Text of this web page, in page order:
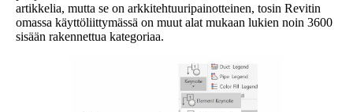
artikkelia, mutta se on arkkitehtuuripainotteinen, tosin Revitin
omassa käyttöliittymässä on muut alat mukaan lukien noin 3600
sisään rakennettua kategoriaa.